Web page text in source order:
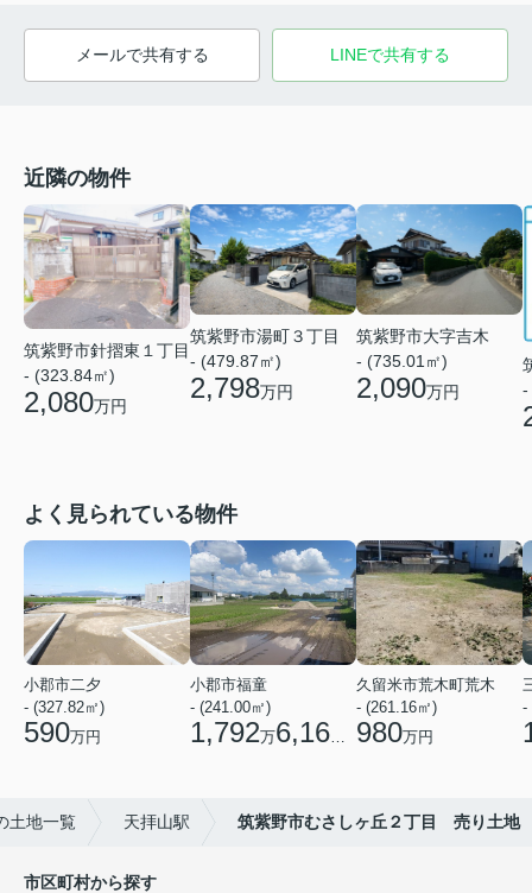
メールで共有する LINEで共有する
近隣の物件
筑紫野市針摺東１丁目
- (323.84㎡)
2,080万円
筑紫野市湯町３丁目
- (479.87㎡)
2,798万円
筑紫野市大字吉木
- (735.01㎡)
2,090万円
-
よく見られている物件
小郡市二夕
- (327.82㎡)
590万円
小郡市福童
- (241.00㎡)
1,792万6,160 円
久留米市荒木町荒木
- (261.16㎡)
980万円
-
土地一覧 天拝山駅 筑紫野市むさしヶ丘２丁目 売り土地
市区町村から探す